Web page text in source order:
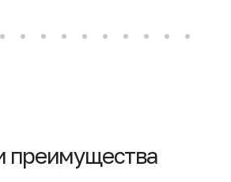
преимущества